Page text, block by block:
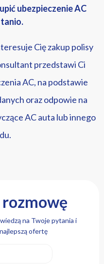
ubezpieczenie AC
Cię zakup polisy
przedstawi Ci
AC, na podstawie
oraz odpowie na
AC auta lub innego
na Twoje pytania i
ofertę